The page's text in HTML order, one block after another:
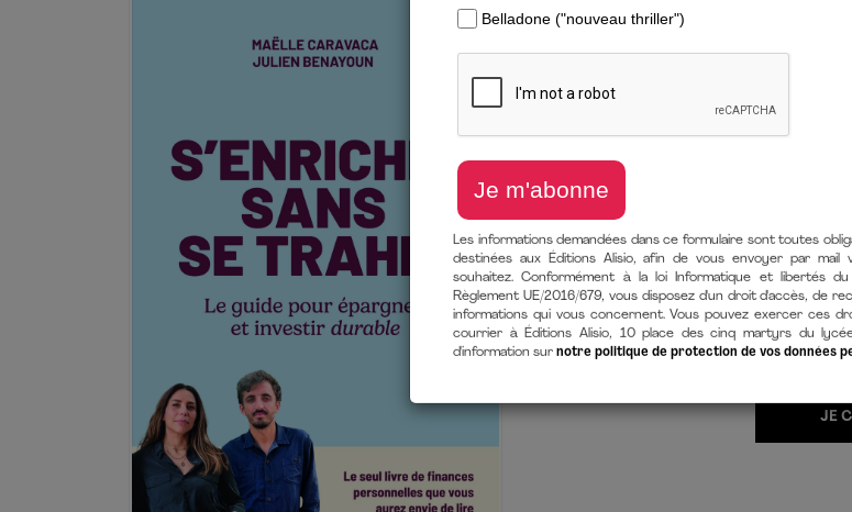
de
6 novembre
En stock
EBOOK
Les informations demandées dans ce formulaire sont toutes
destinées aux Éditions Alisio, afin de vous envoyer par
souhaitez. Conformément à la loi Informatique et libertés
Règlement UE/2016/679, vous disposez d'un droit d'accès, de
notre politique de protection de vos données